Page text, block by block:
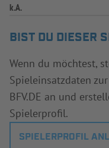
k.A.
BIST DU DIESER
Wenn du möchtest,
Spieleinsatzdaten
BFV.DE an und
Spielerprofil.
SPIELERPROFIL